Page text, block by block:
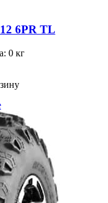
6PR TL
0 кг